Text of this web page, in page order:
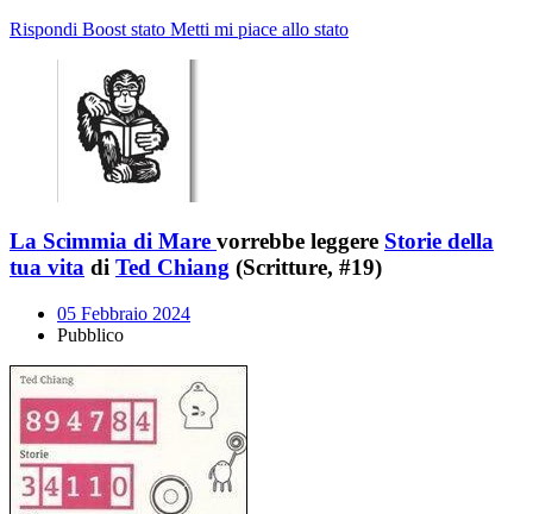
Rispondi Boost stato Metti mi piace allo stato
La Scimmia di Mare vorrebbe leggere Storie della
tua vita di Ted Chiang (Scritture, #19)
05 Febbraio 2024
Pubblico